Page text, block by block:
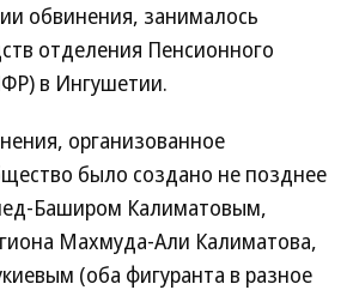
обвинения, занималось
отделения Пенсионного
в Ингушетии.
организованное
было создано не позднее
Баширом Калиматовым,
Махмуда-Али Калиматова,
(оба фигуранта в разное